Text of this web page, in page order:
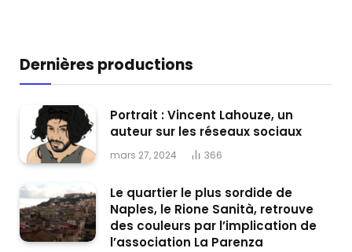
Dernières productions
Portrait : Vincent Lahouze, un
auteur sur les réseaux sociaux
mars 27, 2024 366
Le quartier le plus sordide de
Naples, le Rione Sanità, retrouve
des couleurs par l’implication de
l’association La Parenza